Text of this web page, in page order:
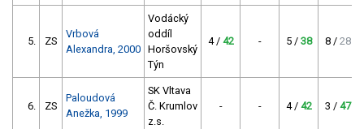
5. ZS
Vrbová
Alexandra, 2000
Vodácký
oddíl
Horšovský
Týn
4 / 42 - 5 / 38 8 / 28
6. ZS
Paloudová
Anežka, 1999
SK Vltava
Č. Krumlov
z.s.
- - 4 / 42 3 / 47